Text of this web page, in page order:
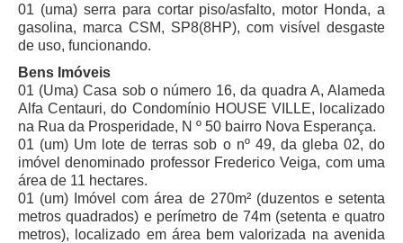
Calendário das Sessões
Calendário das Correições
Calendário de Suspensão
Calendário da Justiça Itinerante
Certidões
Concursos
Contas abertas em nome dos beneficiários
Diários Eletrônicos
e-Doc
01 (uma) serra para cortar piso/asfalto, motor Honda, a
gasolina, marca CSM, SP8(8HP), com visível desgaste
de uso, funcionando.
Bens Imóveis
01 (Uma) Casa sob o número 16, da quadra A, Alameda
Alfa Centauri, do Condomínio HOUSE VILLE, localizado
na Rua da Prosperidade, N º 50 bairro Nova Esperança.
01 (um) Um lote de terras sob o nº 49, da gleba 02, do
imóvel denominado professor Frederico Veiga, com uma
área de 11 hectares.
01 (um) Imóvel com área de 270m² (duzentos e setenta
metros quadrados) e perímetro de 74m (setenta e quatro
metros), localizado em área bem valorizada na avenida